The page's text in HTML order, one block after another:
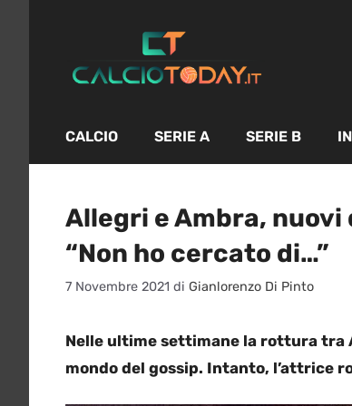
contenuto
CALCIO SERIE A SERIE B
Allegri e Ambra,
“Non ho cercato di…”
7 Novembre 2021 di Gianlorenzo Di Pinto
Nelle ultime settimane la rottura tra
mondo del gossip. Intanto, l’attrice